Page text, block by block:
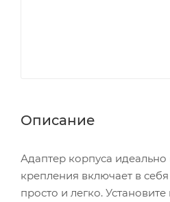
Описание
Адаптер корпуса
крепления включает в
просто и легко.